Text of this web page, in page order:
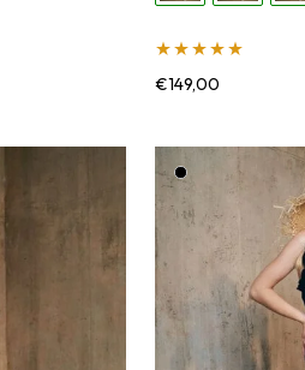
Įvertinimas:
€149,00